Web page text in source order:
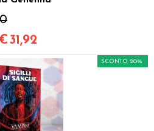
31,92
SCONTO 20%